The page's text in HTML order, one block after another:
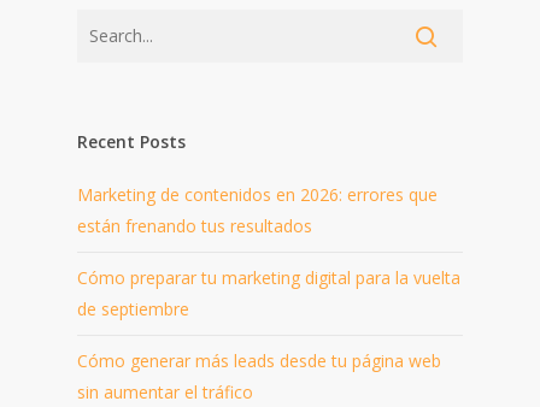
Recent Posts
Marketing de contenidos en 2026: errores que
están frenando tus resultados
Cómo preparar tu marketing digital para la vuelta
de septiembre
Cómo generar más leads desde tu página web
sin aumentar el tráfico